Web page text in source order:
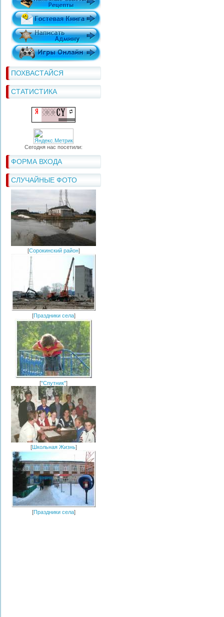
ПОХВАСТАЙСЯ
СТАТИСТИКА
Сегодня нас посетили:
ФОРМА ВХОДА
СЛУЧАЙНЫЕ ФОТО
[Сорокинский район]
[Праздники села]
["Спутник"]
[Школьная Жизнь]
[Праздники села]